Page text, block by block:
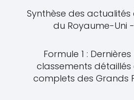
Synthèse des
du Royaume-Uni
Formule 1 :
classements
complets des Grands